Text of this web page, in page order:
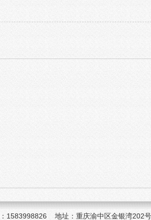
1583998826 地址：重庆渝中区金银湾202